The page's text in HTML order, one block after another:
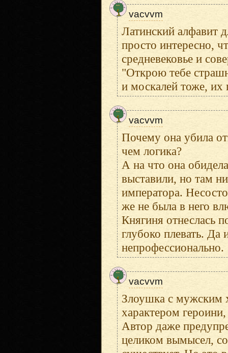
vacvvm
Латинский алфавит
просто интересно,
средневековье и
"Открою тебе
и москалей тоже, их
vacvvm
Почему она убила
чем логика?
А на что она
выставили, но там
императора.
же не была в него
Княгиня отнеслась
глубоко плевать. Да
непрофессионально.
vacvvm
Злоушка с мужским
характером
Автор даже
целиком вымысел,